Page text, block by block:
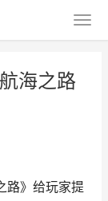
海之路
路》给玩家提